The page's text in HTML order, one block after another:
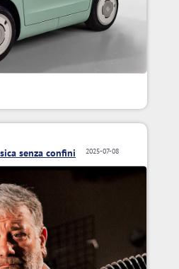
2025-07-08
senza confini